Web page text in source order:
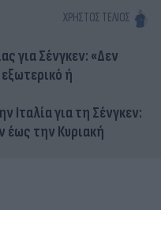
ΧΡΉΣΤΟΣ ΤΈΛΙΟΣ
για Σένγκεν: «Δεν
ή
Ιταλία για τη Σένγκεν:
έως την Κυριακή